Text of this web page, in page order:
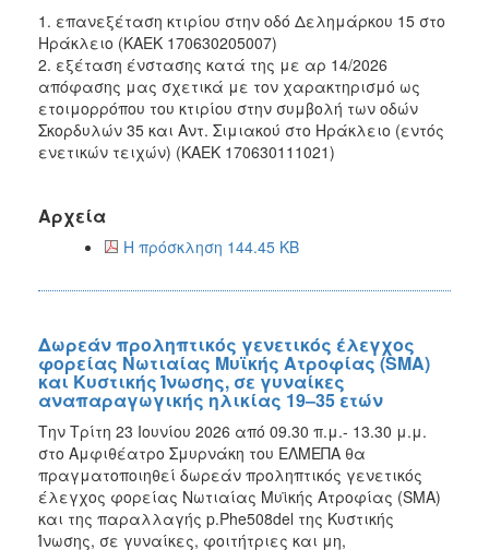
1. επανεξέταση κτιρίου στην οδό Δελημάρκου 15 στο
Ηράκλειο (ΚΑΕΚ 170630205007)
2. εξέταση ένστασης κατά της με αρ 14/2026
απόφασης μας σχετικά με τον χαρακτηρισμό ως
ετοιμορρόπου του κτιρίου στην συμβολή των οδών
Σκορδυλών 35 και Αντ. Σιμιακού στο Ηράκλειο (εντός
ενετικών τειχών) (ΚΑΕΚ 170630111021)
Αρχεία
Η πρόσκληση 144.45 KB
Δωρεάν προληπτικός γενετικός έλεγχος
φορείας Νωτιαίας Μυϊκής Ατροφίας (SMA)
και Κυστικής Ίνωσης, σε γυναίκες
αναπαραγωγικής ηλικίας 19–35 ετών
Την Τρίτη 23 Ιουνίου 2026 από 09.30 π.μ.- 13.30 μ.μ.
στο Αμφιθέατρο Σμυρνάκη του ΕΛΜΕΠΑ θα
πραγματοποιηθεί δωρεάν προληπτικός γενετικός
έλεγχος φορείας Νωτιαίας Μυϊκής Ατροφίας (SMA)
και της παραλλαγής p.Phe508del της Κυστικής
Ίνωσης, σε γυναίκες, φοιτήτριες και μη,